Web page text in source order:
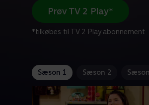
Prøv TV 2 Play*
*tilkøbes til TV 2 Play abonnement
Sæson 1 Sæson 2